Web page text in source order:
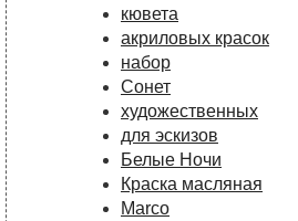
кювета
акриловых красок
набор
Сонет
художественных
для эскизов
Белые Ночи
Краска масляная
Marco